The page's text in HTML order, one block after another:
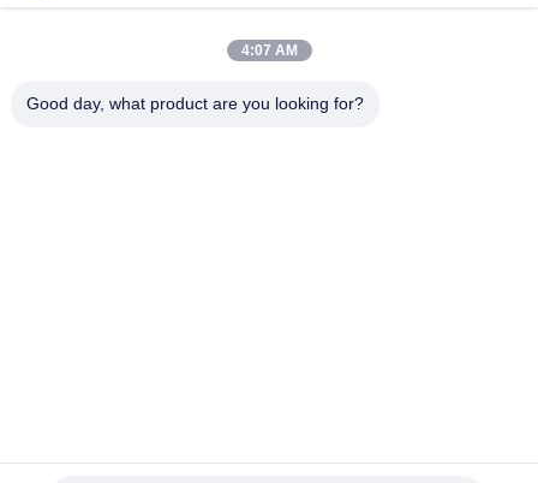
รับราคาที่ดีที่สุด รับราคาที่ดีที่สุด
4:07 AM
Good day, what product are you looking for?